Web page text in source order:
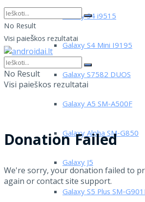
Galaxy S4 i9515
Galaxy S4 Mini I9195
Galaxy S7582 DUOS
Galaxy A5 SM-A500F
Galaxy Alpha SM-G850
Galaxy J5
Galaxy S5 Plus SM-
No Result
Visi paieškos rezultatai
No Result
Visi paieškos rezultatai
Donation Failed
We're sorry, your donation failed to
again or contact site support.